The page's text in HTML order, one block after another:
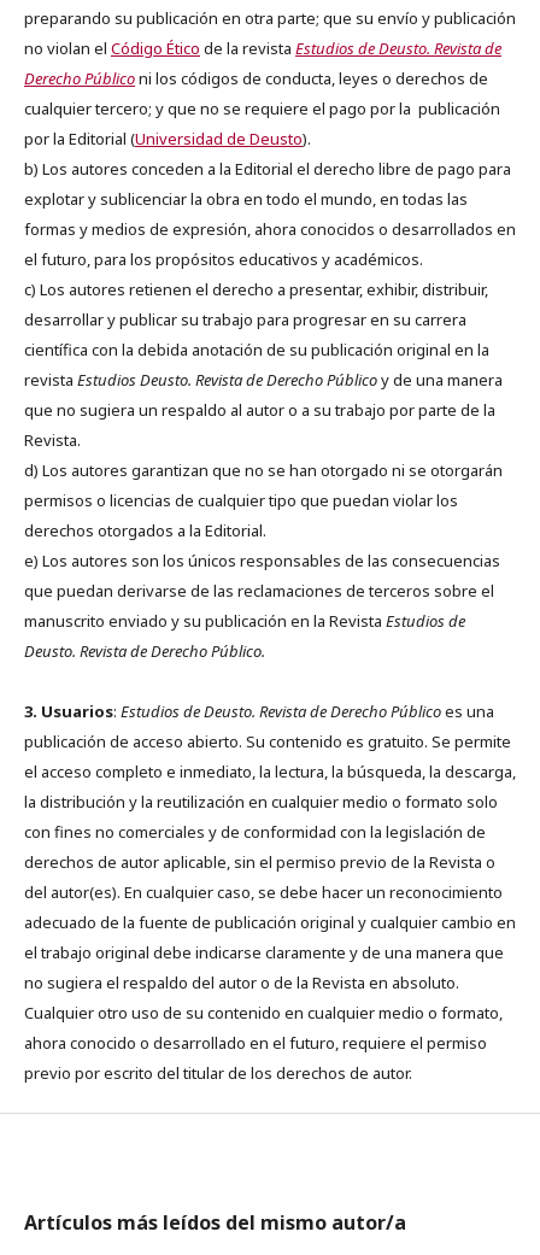
preparando su publicación en otra parte; que su envío y publicación
no violan el Código Ético de la revista Estudios de Deusto. Revista de
Derecho Públiconi los códigos de conducta, leyes o derechos de
cualquier tercero; y que no se requiere el pago por la publicación
por la Editorial (Universidad de Deusto).
b) Los autores conceden a la Editorial el derecho libre de pago para
explotar y sublicenciar la obra en todo el mundo, en todas las
formas y medios de expresión, ahora conocidos o desarrollados en
el futuro, para los propósitos educativos y académicos.
c) Los autores retienen el derecho a presentar, exhibir, distribuir,
desarrollar y publicar su trabajo para progresar en su carrera
científica con la debida anotación de su publicación original en la
revista Estudios Deusto. Revista de Derecho Públicoy de una manera
que no sugiera un respaldo al autor o a su trabajo por parte de la
Revista.
d) Los autores garantizan que no se han otorgado ni se otorgarán
permisos o licencias de cualquier tipo que puedan violar los
derechos otorgados a la Editorial.
e) Los autores son los únicos responsables de las consecuencias
que puedan derivarse de las reclamaciones de terceros sobre el
manuscrito enviado y su publicación en la Revista Estudios de
Deusto. Revista de Derecho Público.
3. Usuarios: Estudios de Deusto. Revista de Derecho Públicoes una
publicación de acceso abierto. Su contenido es gratuito. Se permite
el acceso completo e inmediato, la lectura, la búsqueda, la descarga,
la distribución y la reutilización en cualquier medio o formato solo
con fines no comerciales y de conformidad con la legislación de
derechos de autor aplicable, sin el permiso previo de la Revista o
del autor(es). En cualquier caso, se debe hacer un reconocimiento
adecuado de la fuente de publicación original y cualquier cambio en
el trabajo original debe indicarse claramente y de una manera que
no sugiera el respaldo del autor o de la Revista en absoluto.
Cualquier otro uso de su contenido en cualquier medio o formato,
ahora conocido o desarrollado en el futuro, requiere el permiso
previo por escrito del titular de los derechos de autor.
Artículos más leídos del mismo autor/a